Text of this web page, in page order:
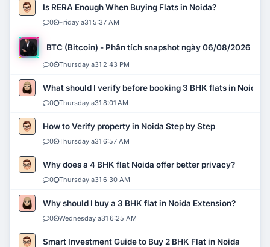
Is RERA Enough When Buying Flats in Noida?
0 Friday a31 5:37 AM
BTC (Bitcoin) - Phân tích snapshot ngày 06/08/2026
0 Thursday a31 2:43 PM
What should I verify before booking 3 BHK flats in Noida?
0 Thursday a31 8:01 AM
How to Verify property in Noida Step by Step
0 Thursday a31 6:57 AM
Why does a 4 BHK flat Noida offer better privacy?
0 Thursday a31 6:30 AM
Why should I buy a 3 BHK flat in Noida Extension?
0 Wednesday a31 6:25 AM
Smart Investment Guide to Buy 2 BHK Flat in Noida